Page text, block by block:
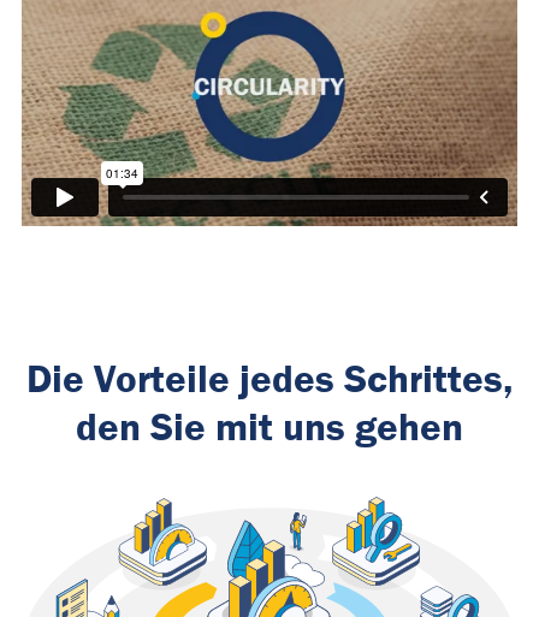
Die Vorteile jedes Schrittes,
den Sie mit uns gehen